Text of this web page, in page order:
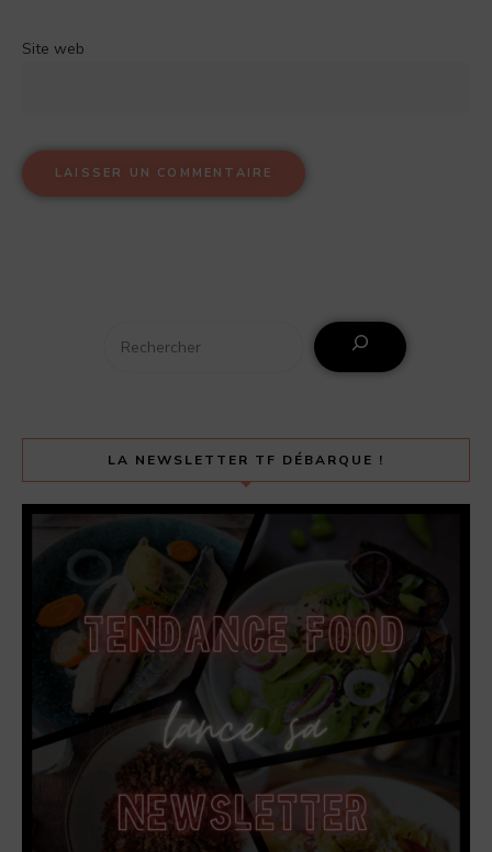
Site web
LA NEWSLETTER TF DÉBARQUE !